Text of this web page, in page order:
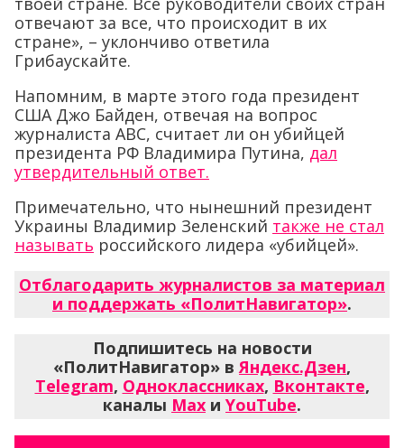
отвечают за все, что происходит в их
стране», – уклончиво ответила
Грибаускайте.
Напомним, в марте этого года президент
США Джо Байден, отвечая на вопрос
журналиста ABC, считает ли он убийцей
президента РФ Владимира Путина, дал
утвердительный ответ.
Примечательно, что нынешний президент
Украины Владимир Зеленский также не стал
называть российского лидера «убийцей».
Отблагодарить журналистов за материал
и поддержать «ПолитНавигатор».
Подпишитесь на новости
«ПолитНавигатор» вЯндекс.Дзен,
Telegram, Одноклассниках, Вконтакте,
каналы Max и YouTube.